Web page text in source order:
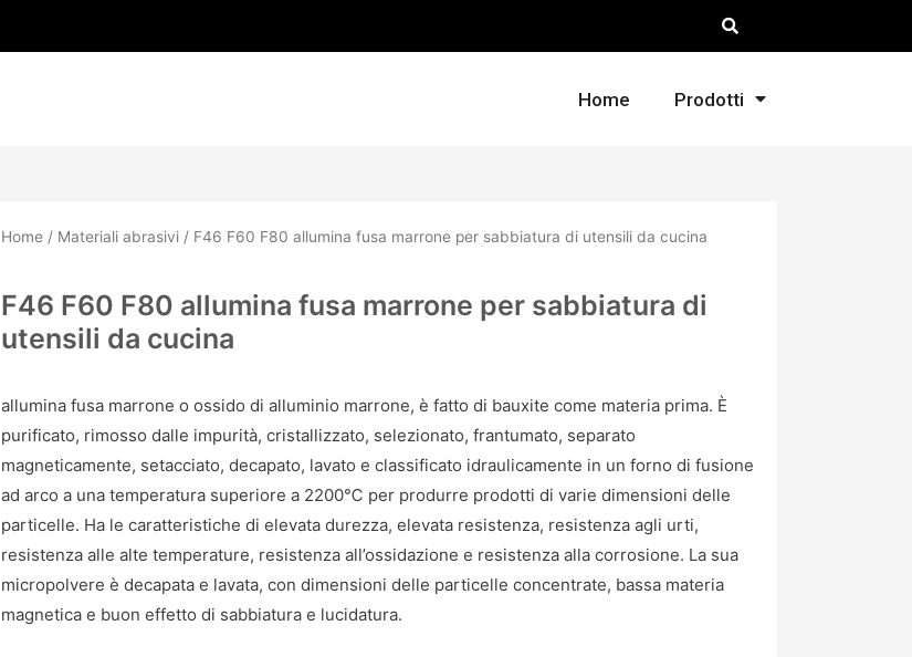
Home Prodotti
Home / Materiali abrasivi / F46 F60 F80 allumina fusa marrone per sabbiatura di utensili da cucina
F46 F60 F80 allumina fusa marrone per sabbiatura di
utensili da cucina
allumina fusa marrone o ossido di alluminio marrone, è fatto di bauxite come materia prima. È
purificato, rimosso dalle impurità, cristallizzato, selezionato, frantumato, separato
magneticamente, setacciato, decapato, lavato e classificato idraulicamente in un forno di fusione
ad arco a una temperatura superiore a 2200℃ per produrre prodotti di varie dimensioni delle
particelle. Ha le caratteristiche di elevata durezza, elevata resistenza, resistenza agli urti,
resistenza alle alte temperature, resistenza all’ossidazione e resistenza alla corrosione. La sua
micropolvere è decapata e lavata, con dimensioni delle particelle concentrate, bassa materia
magnetica e buon effetto di sabbiatura e lucidatura.